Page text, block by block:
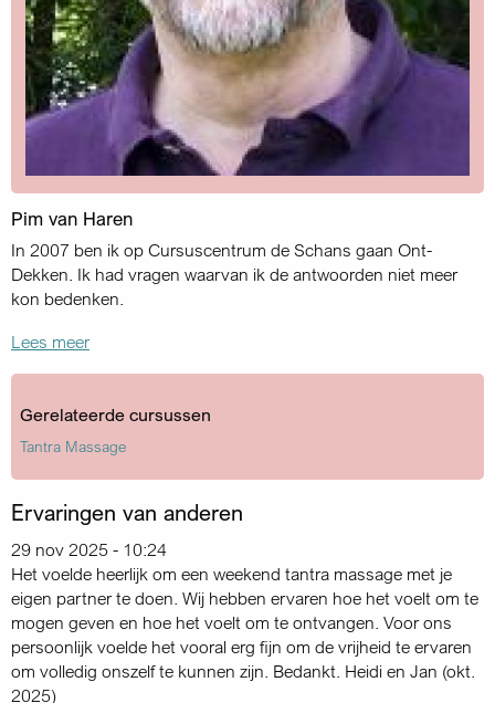
Pim van Haren
In 2007 ben ik op Cursuscentrum de Schans gaan Ont-
Dekken. Ik had vragen waarvan ik de antwoorden niet meer
kon bedenken.
Lees meer
Gerelateerde cursussen
Tantra Massage
Ervaringen van anderen
29 nov 2025 - 10:24
Het voelde heerlijk om een weekend tantra massage met je
eigen partner te doen. Wij hebben ervaren hoe het voelt om te
mogen geven en hoe het voelt om te ontvangen. Voor ons
persoonlijk voelde het vooral erg fijn om de vrijheid te ervaren
om volledig onszelf te kunnen zijn. Bedankt. Heidi en Jan (okt.
2025)